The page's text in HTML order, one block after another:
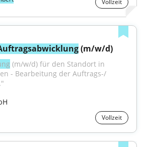
Vollzeit
(m/w/d)
- Bearbeitung der Auftrags-/
Vollzeit